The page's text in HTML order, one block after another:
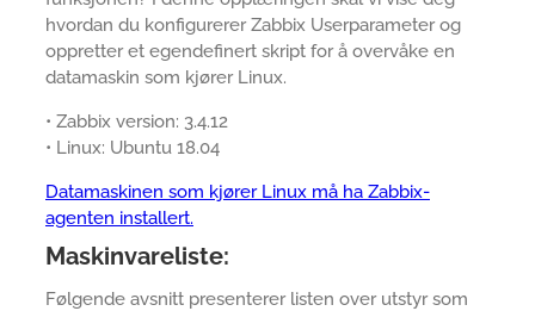
hvordan du konfigurerer Zabbix Userparameter og
oppretter et egendefinert skript for å overvåke en
datamaskin som kjører Linux.
• Zabbix version: 3.4.12
• Linux: Ubuntu 18.04
Datamaskinen som kjører Linux må ha Zabbix-
agenten installert.
Maskinvareliste:
Følgende avsnitt presenterer listen over utstyr som